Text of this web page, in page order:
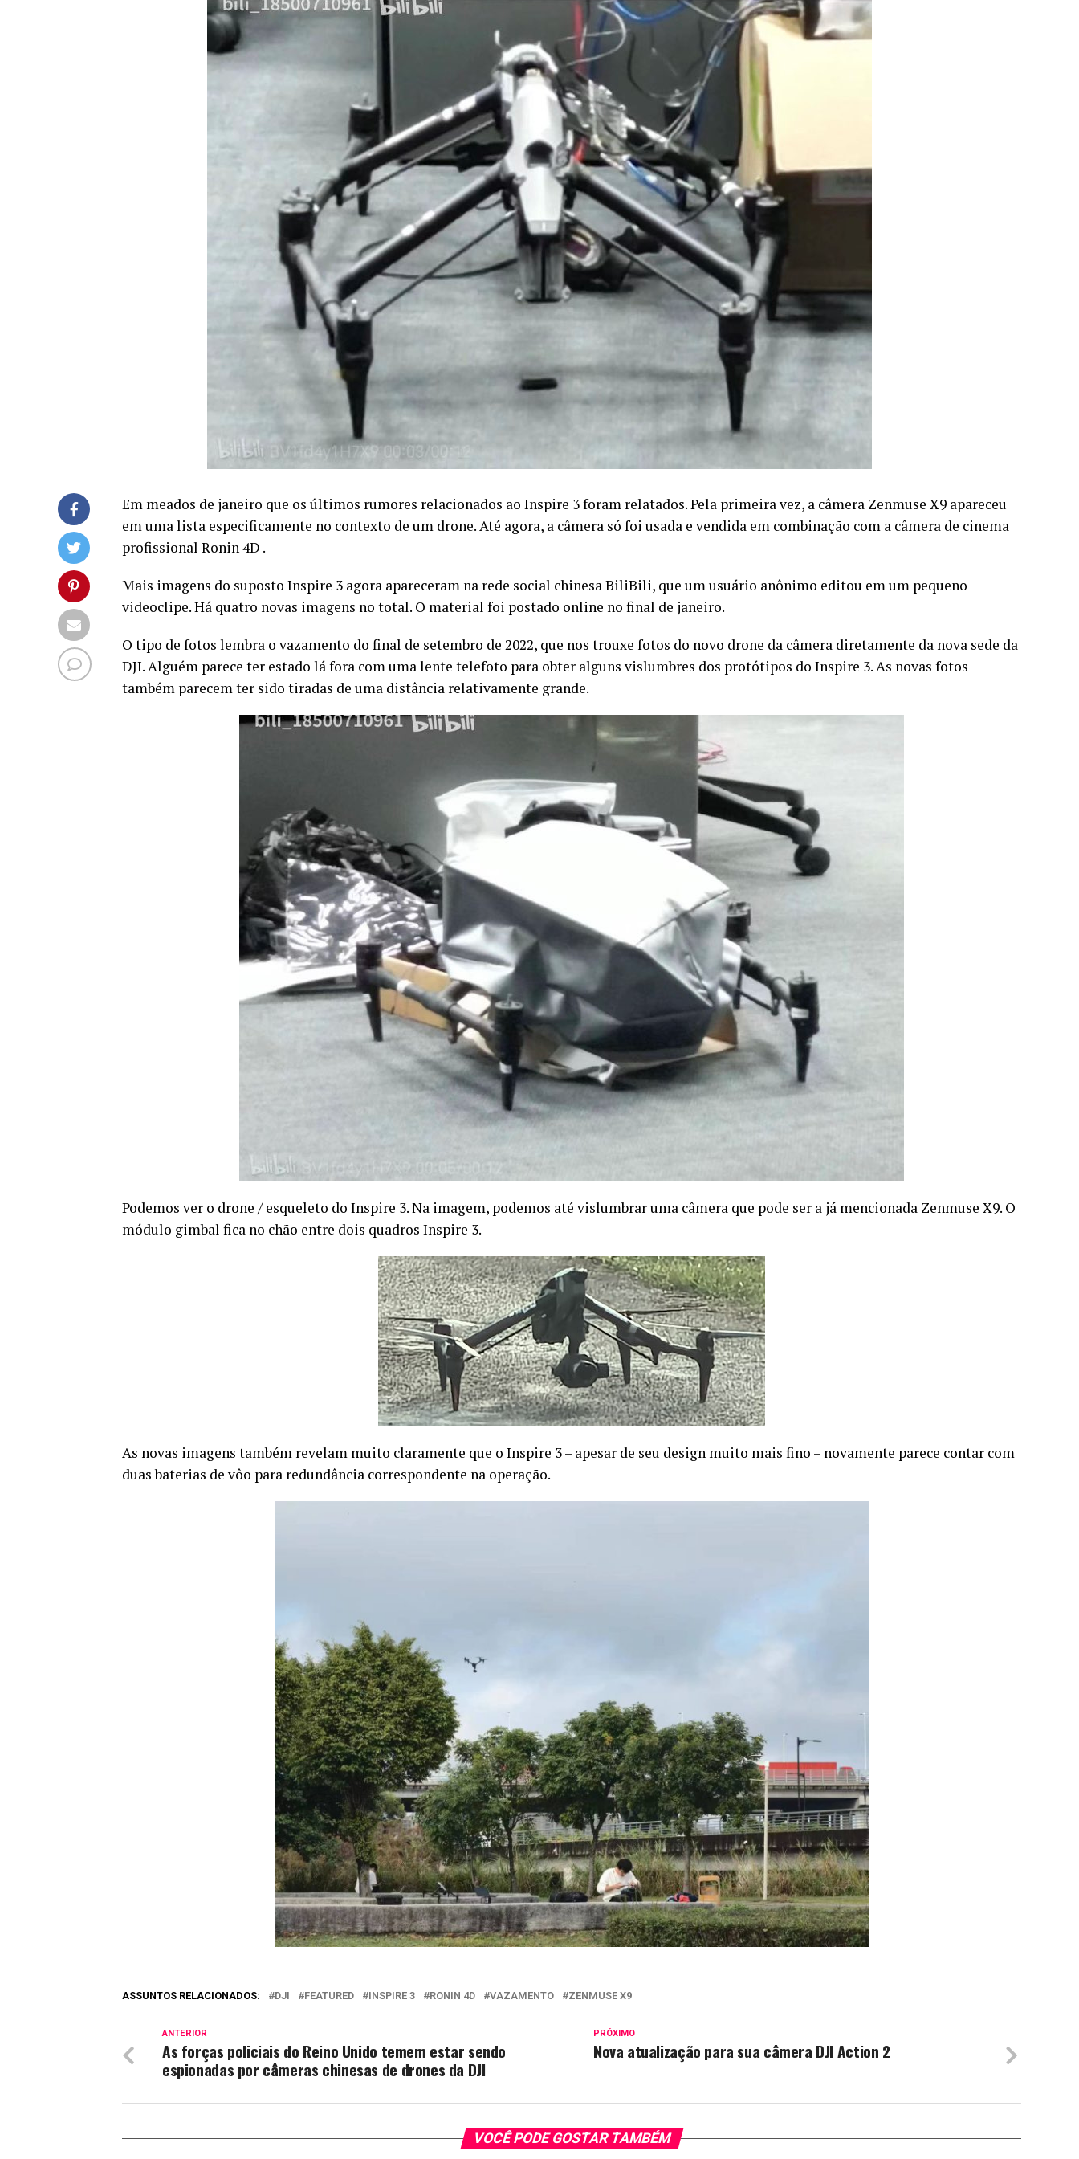
Em meados de janeiro que os últimos rumores relacionados ao Inspire 3 foram relatados. Pela primeira vez, a câmera Zenmuse X9 apareceu
em uma lista especificamente no contexto de um drone. Até agora, a câmera só foi usada e vendida em combinação com a câmera de cinema
profissional Ronin 4D .
Mais imagens do suposto Inspire 3 agora apareceram na rede social chinesa BiliBili, que um usuário anônimo editou em um pequeno
videoclipe. Há quatro novas imagens no total. O material foi postado online no final de janeiro.
O tipo de fotos lembra o vazamento do final de setembro de 2022, que nos trouxe fotos do novo drone da câmera diretamente da nova sede da
DJI. Alguém parece ter estado lá fora com uma lente telefoto para obter alguns vislumbres dos protótipos do Inspire 3. As novas fotos
também parecem ter sido tiradas de uma distância relativamente grande.
Podemos ver o drone / esqueleto do Inspire 3. Na imagem, podemos até vislumbrar uma câmera que pode ser a já mencionada Zenmuse X9. O
módulo gimbal fica no chão entre dois quadros Inspire 3.
As novas imagens também revelam muito claramente que o Inspire 3 – apesar de seu design muito mais fino – novamente parece contar com
duas baterias de vôo para redundância correspondente na operação.
ASSUNTOS RELACIONADOS: DJI FEATURED INSPIRE 3 RONIN 4D VAZAMENTO ZENMUSE X9
PRÓXIMO
Nova atualização para sua câmera DJI Action 2
ANTERIOR
As forças policiais do Reino Unido temem estar sendo
espionadas por câmeras chinesas de drones da DJI
VOCÊ PODE GOSTAR TAMBÉM